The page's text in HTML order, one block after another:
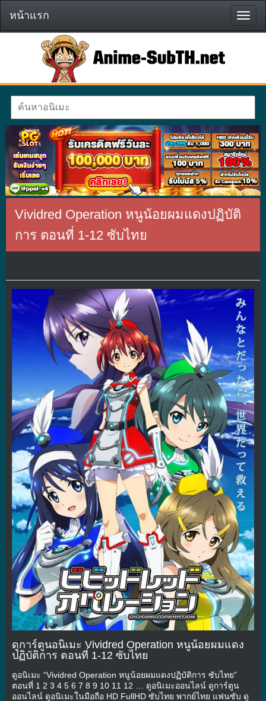
หน้า
แรก
หน้าแรก
Vividred Operation หนูน้อยผมแดงปฏิบัติ
การ ตอนที่ 1-12 ซับไทย
ดูการ์ตูนอนิเมะ Vividred Operation หนูน้อยผมแดง
ปฏิบัติการ ตอนที่ 1-12 ซับไทย
ดูอนิเมะ “Vividred Operation หนูน้อยผมแดงปฏิบัติการ ซับไทย”
ตอนที่ 1 2 3 4 5 6 7 8 9 10 11 12 … ดูอนิเมะออนไลน์ ดูการ์ตูน
ออนไลน์ ดูอนิเมะในมือถือ HD FullHD ซับไทย พากย์ไทย แฟนซับ ดู